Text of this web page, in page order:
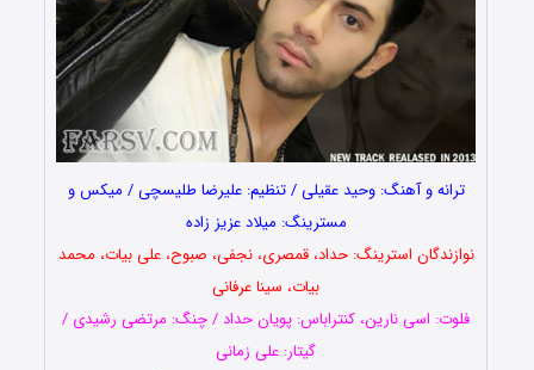
ترانه و آهنگ: وحید عقیلی / تنظیم: علیرضا طلیسچی / میکس و
مسترینگ: میلاد عزیز زاده
نوازندگان استرینگ: حداد، قمصری، نجفی، صبوح، علی بیات، محمد
بیات، سینا عرفانی
فلوت: اسی نارین، کنتراباس: پویان حداد / چنگ: مرتضی رشیدی /
گیتار: علی زمانی